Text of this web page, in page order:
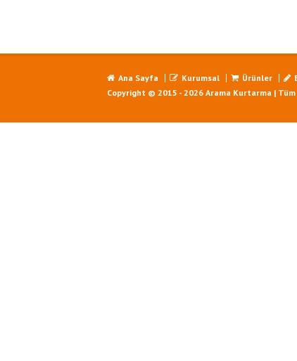
Ana Sayfa Kurumsal Ürünler
Copyright © 2015 - 2026 Arama Kurtarma | Tüm